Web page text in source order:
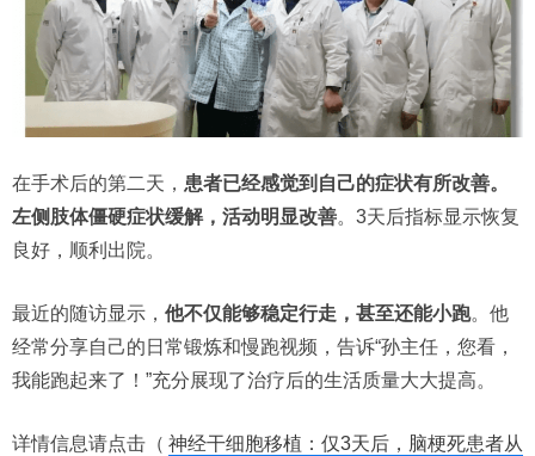
在手术后的第二天， 患者已经感觉到自己的症状有所改善。
左侧肢体僵硬症状缓解，活动明显改善。3天后指标显示恢复
良好，顺利出院。
最近的随访显示， 他不仅能够稳定行走，甚至还能小跑。他
经常分享自己的日常锻炼和慢跑视频，告诉“孙主任，您看，
我能跑起来了！”充分展现了治疗后的生活质量大大提高。
详情信息请点击（ 神经干细胞移植：仅3天后，脑梗死患者从